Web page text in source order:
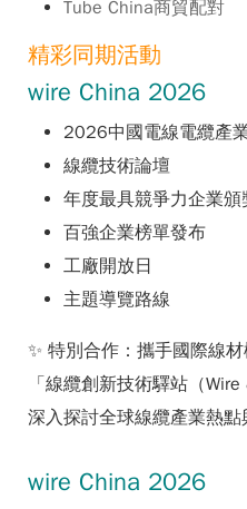
Tube China商貿配對
精彩同期活動
wire China 2026
2026中國電線電纜產
線纜技術論壇
年度最具競爭力企業頒
百強企業榜單發布
工廠開放日
主題導覽路線
✨ 特別合作：攜手國際線
「線纜創新技術驛站（
深入探討全球線纜產業熱點
wire China 2026